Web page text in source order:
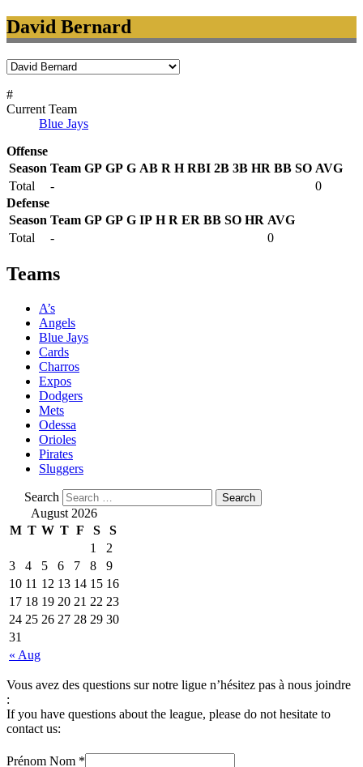
David Bernard
#
Current Team
Blue Jays
Offense
Season Team GP GP G AB R H RBI 2B 3B HR BB SO AVG
Total
-
0
Defense
Season Team GP GP G IP H R ER BB SO HR AVG
Total
- 0
Teams
A’s
Angels
Blue Jays
Cards
Charros
Expos
Dodgers
Mets
Odessa
Orioles
Pirates
Sluggers
Search
August 2026
M T W T F S S
« Aug
1
2
3
4 5 6 7 8
9
10 11 12 13 14 15 16
17 18 19 20 21 22 23
24 25 26 27 28 29 30
31
Vous avez des questions sur notre ligue n’hésitez pas à nous joindre
:
If you have questions about the league, please do not hesitate to
contact us:
Prénom Nom *